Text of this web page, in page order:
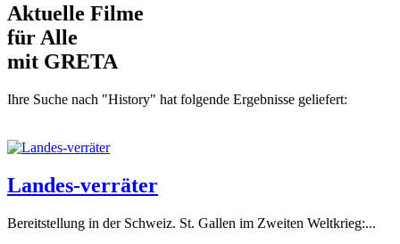
Aktuelle Filme
für Alle
mit GRETA
Ihre Suche nach "History" hat folgende Ergebnisse geliefert:
Landes-verräter
Bereitstellung in der Schweiz. St. Gallen im Zweiten Weltkrieg:...